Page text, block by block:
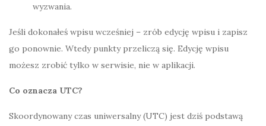
wyzwania.
Jeśli dokonałeś wpisu wcześniej – zrób edycję wpisu i zapisz
go ponownie. Wtedy punkty przeliczą się. Edycję wpisu
możesz zrobić tylko w serwisie, nie w aplikacji.
Co oznacza UTC?
Skoordynowany czas uniwersalny (UTC) jest dziś podstawą